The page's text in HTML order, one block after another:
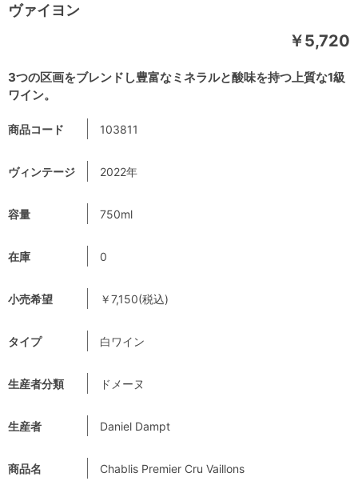
ヴァイヨン
3つの区画をブレンドし豊富なミネラルと酸味を持つ上質な1級
ワイン。
￥5,720
商品コード 103811
ヴィンテージ 2022年
容量 750ml
在庫 0
小売希望 ￥7,150(税込)
タイプ 白ワイン
生産者分類 ドメーヌ
生産者 Daniel Dampt
商品名 Chablis Premier Cru Vaillons